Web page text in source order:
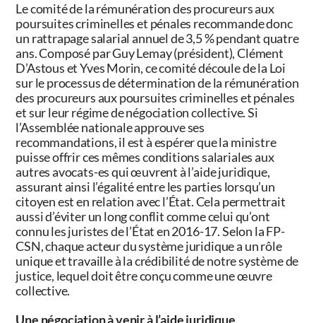
Le comité de la rémunération des procureurs aux
poursuites criminelles et pénales recommande donc
un rattrapage salarial annuel de 3,5 % pendant quatre
ans. Composé par Guy Lemay (président), Clément
D’Astous et Yves Morin, ce comité découle de la Loi
sur le processus de détermination de la rémunération
des procureurs aux poursuites criminelles et pénales
et sur leur régime de négociation collective. Si
l’Assemblée nationale approuve ses
recommandations, il est à espérer que la ministre
puisse offrir ces mêmes conditions salariales aux
autres avocats-es qui œuvrent à l’aide juridique,
assurant ainsi l’égalité entre les parties lorsqu’un
citoyen est en relation avec l’État. Cela permettrait
aussi d’éviter un long conflit comme celui qu’ont
connu les juristes de l’État en 2016-17. Selon la FP-
CSN, chaque acteur du système juridique a un rôle
unique et travaille à la crédibilité de notre système de
justice, lequel doit être conçu comme une œuvre
collective.
Une négociation à venir à l’aide juridique